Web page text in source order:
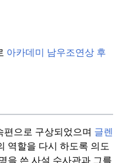
아카데미 남우조연상 후
편으로 구상되었으며 글렌
역할을 다시 하도록 의도
을 쓴 사설 수사관과 그를